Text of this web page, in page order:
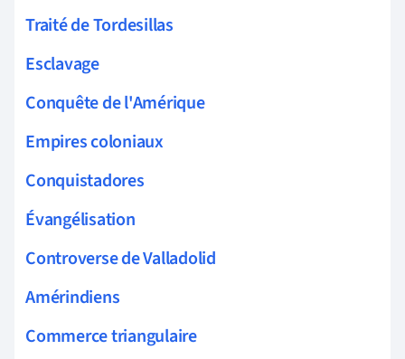
Traité de Tordesillas
Esclavage
Conquête de l'Amérique
Empires coloniaux
Conquistadores
Évangélisation
Controverse de Valladolid
Amérindiens
Commerce triangulaire